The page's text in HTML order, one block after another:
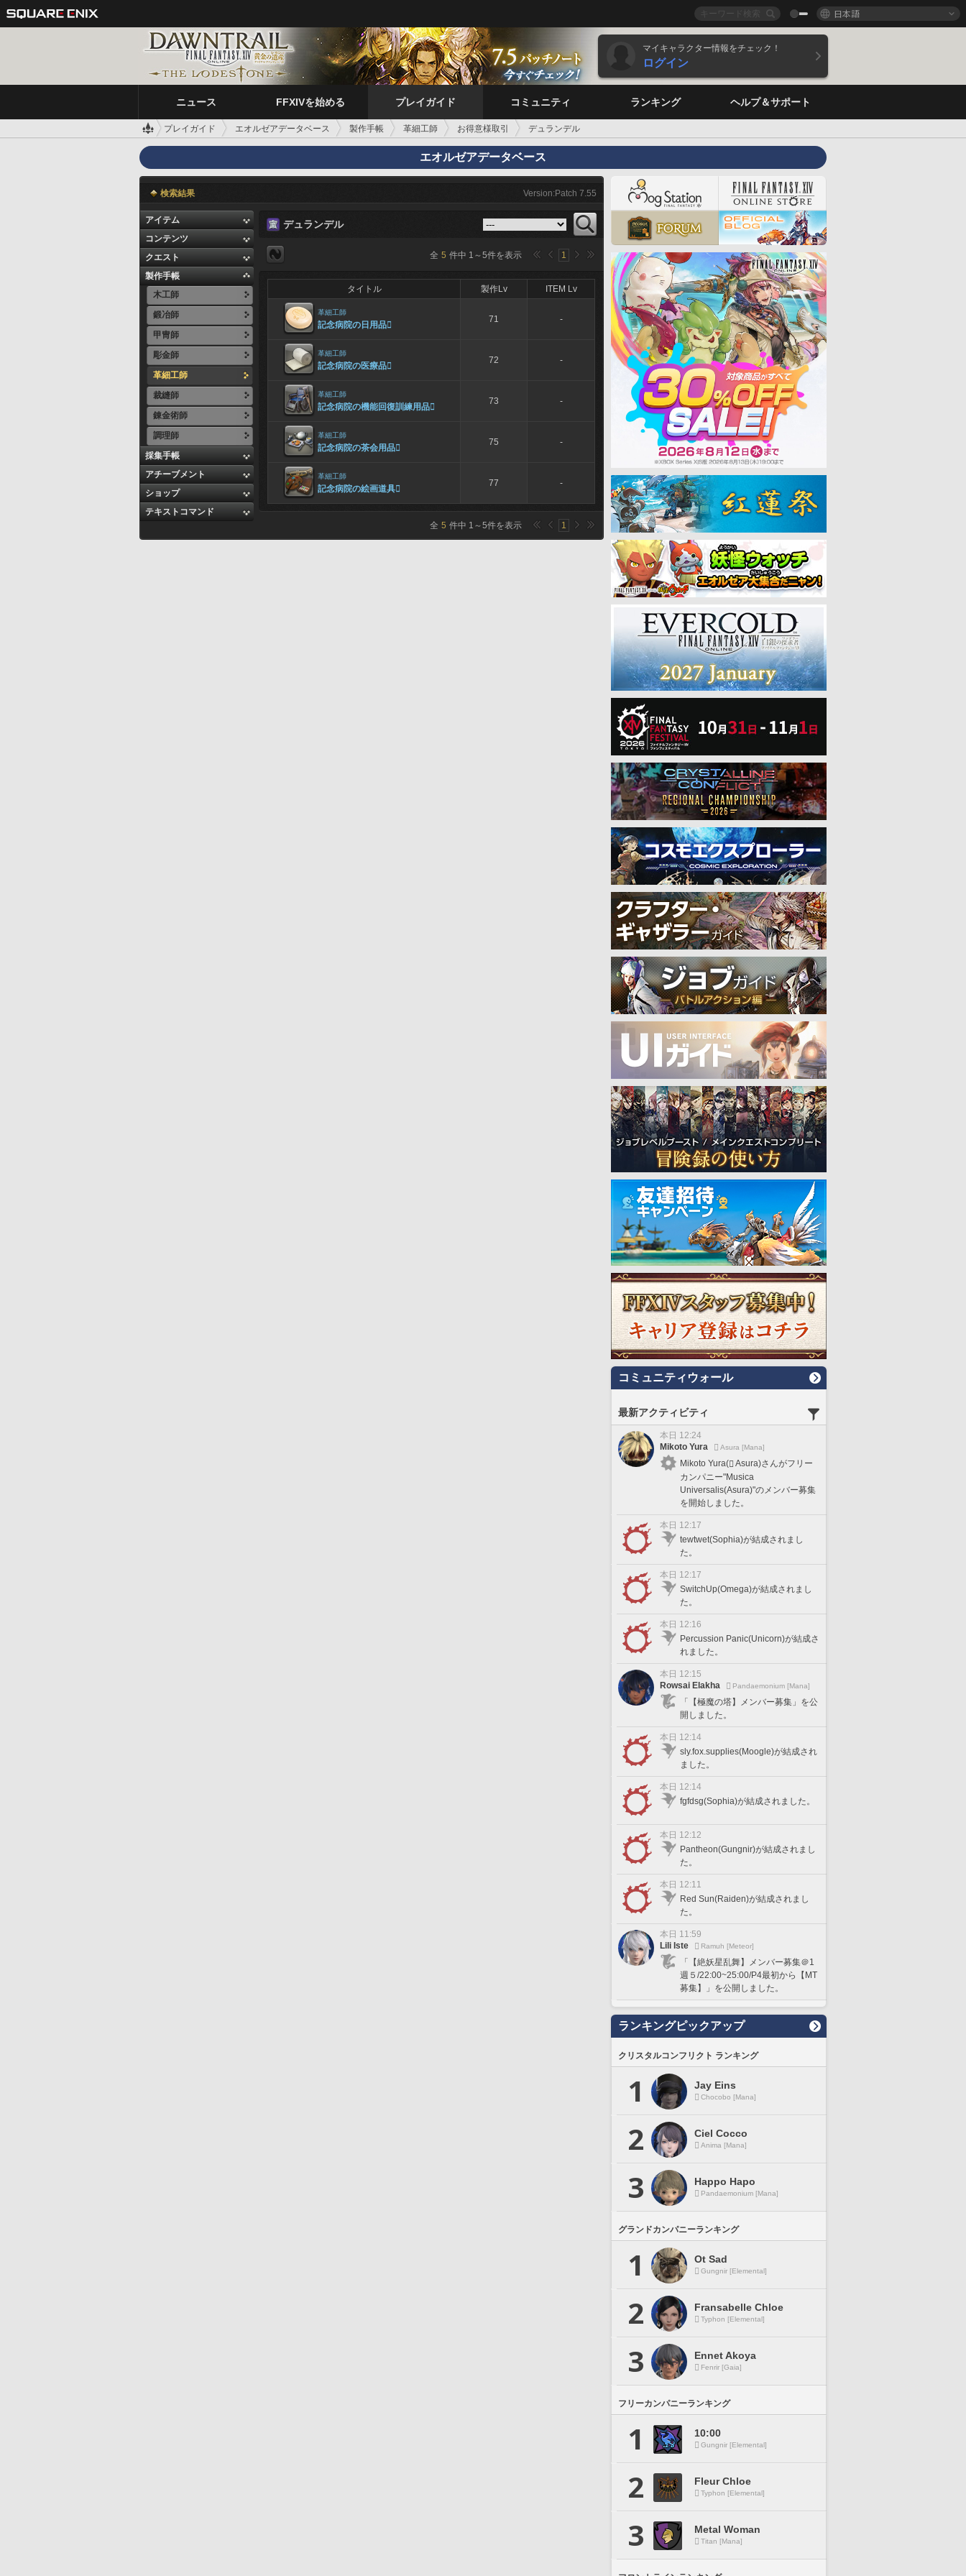
日本語
マイキャラクター情報をチェック！
ログイン
ニュース FFXIVを始める プレイガイド コミュニティ ランキング ヘルプ＆サポート
プレイガイド エオルゼアデータベース 製作手帳 革細工師 お得意様取引 デュランデル
エオルゼアデータベース
検索結果 Version:Patch 7.55
アイテム
コンテンツ
クエスト
製作手帳
木工師
鍛冶師
甲冑師
彫金師
革細工師
裁縫師
錬金術師
調理師
採集手帳
アチーブメント
ショップ
テキストコマンド
デュランデル
全 5 件中 1 ～5件を表示 1
タイトル 製作Lv ITEM Lv
革細工師
記念病院の日用品
71 -
革細工師
記念病院の医療品
72 -
革細工師
記念病院の機能回復訓練用品
73 -
革細工師
記念病院の茶会用品
75 -
革細工師
記念病院の絵画道具
77 -
全 5 件中 1 ～5件を表示 1
コミュニティウォール
最新アクティビティ
本日 12:24
Mikoto Yura
Asura [Mana]
Mikoto Yura(
Asura)さんがフリー
カンパニー"Musica
Universalis(Asura)"のメンバー募集
を開始しました。
本日 12:17
tewtwet(Sophia)が結成されまし
た。
本日 12:17
SwitchUp(Omega)が結成されまし
た。
本日 12:16
Percussion Panic(Unicorn)が結成さ
れました。
本日 12:15
Rowsai Elakha
Pandaemonium [Mana]
「【極魔の塔】メンバー募集」を公
開しました。
本日 12:14
sly.fox.supplies(Moogle)が結成され
ました。
本日 12:14
fgfdsg(Sophia)が結成されました。
本日 12:12
Pantheon(Gungnir)が結成されまし
た。
本日 12:11
Red Sun(Raiden)が結成されまし
た。
本日 11:59
Lili Iste
Ramuh [Meteor]
「【絶妖星乱舞】メンバー募集＠1
週５/22:00~25:00/P4最初から【MT
募集】」を公開しました。
ランキングピックアップ
クリスタルコンフリクト ランキング
1 Jay Eins
Chocobo [Mana]
2 Ciel Cocco
Anima [Mana]
3 Happo Hapo
Pandaemonium [Mana]
グランドカンパニーランキング
1 Ot Sad
Gungnir [Elemental]
2 Fransabelle Chloe
Typhon [Elemental]
3 Ennet Akoya
Fenrir [Gaia]
フリーカンパニーランキング
1 10:00
Gungnir [Elemental]
2 Fleur Chloe
Typhon [Elemental]
3 Metal Woman
Titan [Mana]